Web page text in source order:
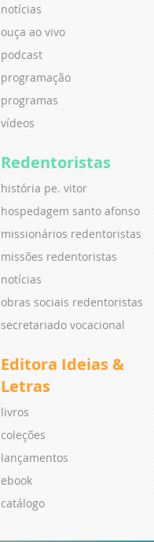
notícias
ouça ao vivo
podcast
programação
programas
vídeos
Redentoristas
história pe. vitor
hospedagem santo afonso
missionários redentoristas
missões redentoristas
notícias
obras sociais redentoristas
secretariado vocacional
Editora Ideias &
Letras
livros
coleções
lançamentos
ebook
catálogo